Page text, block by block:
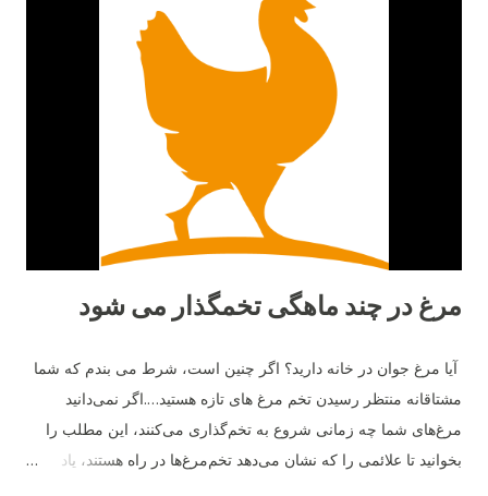
مرغ در چند ماهگی تخمگذار می شود
آیا مرغ جوان در خانه دارید؟ اگر چنین است، شرط می بندم که شما
مشتاقانه منتظر رسیدن تخم مرغ های تازه هستید….اگر نمی‌دانید
مرغ‌های شما چه زمانی شروع به تخم‌گذاری می‌کنند، این مطلب را
بخوانید تا علائمی را که نشان می‌دهد تخم‌مرغ‌ها در راه هستند، یاد